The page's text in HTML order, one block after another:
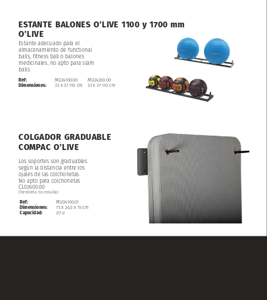
Estante adecuado para el
almacenamiento de functional
balls, fitness ball o balones
medicinales, no apto para slam
balls.
Los soportes son graduables
según la distancia entre los
ojales de las colchonetas.
No apto para colchonetas
CL02600.00
(Tornillería no incluída)
ESTANTE BALONES O’LIVE 1100 y 1700 mm
O’LIVE
Ref:
Dimensiones:
MU24100.00
33 x 37 110 cm
MU24200.00
33 x 37 110 cm
COLGADOR GRADUABLE
COMPAC O’LIVE
Ref:
Dimensiones:
Capacidad:
MU04100.01
75 x 26,5 x 15 cm
20 u